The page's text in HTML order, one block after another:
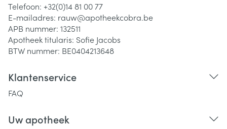
Telefoon: +32(0)14 81 00 77
E-mailadres: rauw@apotheekcobra.be
APB nummer: 132511
Apotheek titularis: Sofie Jacobs
BTW nummer: BE0404213648
Klantenservice
FAQ
Uw apotheek